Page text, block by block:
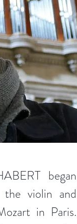
began
the violin and
in Paris.